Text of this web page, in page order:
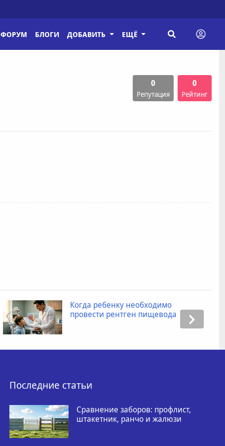
ФОРУМ БЛОГИ ДОБАВИТЬ ЕЩЁ
0
Репутация
0
Рейтинг
Когда ребенку необходимо
провести рентген пищевода
Последние статьи
Сравнение заборов: профлист,
штакетник, ранчо и жалюзи